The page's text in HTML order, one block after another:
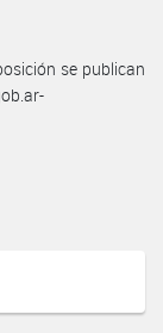
se publican